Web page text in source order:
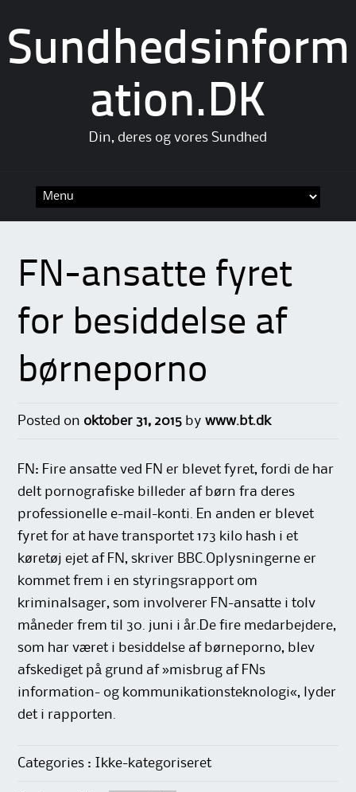
Sundhedsinform
ation.DK
Din, deres og vores Sundhed
FN-ansatte fyret
for besiddelse af
børneporno
Posted on oktober 31, 2015 bywww.bt.dk
FN: Fire ansatte ved FN er blevet fyret, fordi de har
delt pornografiske billeder af børn fra deres
professionelle e-mail-konti. En anden er blevet
fyret for at have transportet 173 kilo hash i et
køretøj ejet af FN, skriver BBC.Oplysningerne er
kommet frem i en styringsrapport om
kriminalsager, som involverer FN-ansatte i tolv
måneder frem til 30. juni i år.De fire medarbejdere,
som har været i besiddelse af børneporno, blev
afskediget på grund af »misbrug af FNs
information- og kommunikationsteknologi«, lyder
det i rapporten.
Categories : Ikke-kategoriseret